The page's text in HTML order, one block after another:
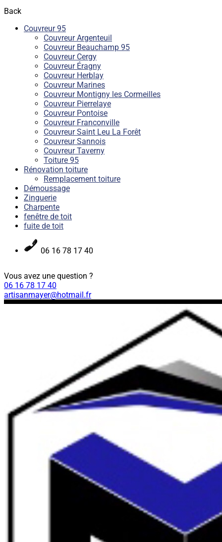
Back
Couvreur 95
Couvreur Argenteuil
Couvreur Beauchamp 95
Couvreur Cergy
Couvreur Éragny
Couvreur Herblay
Couvreur Marines
Couvreur Montigny les Cormeilles
Couvreur Pierrelaye
Couvreur Pontoise
Couvreur Franconville
Couvreur Saint Leu La Forêt
Couvreur Sannois
Couvreur Taverny
Toiture 95
Rénovation toiture
Remplacement toiture
Démoussage
Zinguerie
Charpente
fenêtre de toit
fuite de toit
06 16 78 17 40
Vous avez une question ?
06 16 78 17 40
artisanmayer@hotmail.fr